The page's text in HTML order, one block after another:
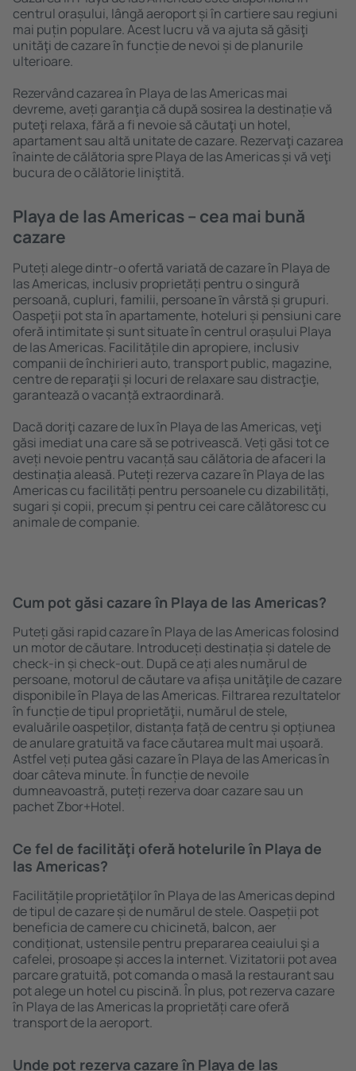
centrul orașului, lângă aeroport și în cartiere sau regiuni
mai puțin populare. Acest lucru vă va ajuta să găsiţi
unităţi de cazare în funcție de nevoi și de planurile
ulterioare.
Rezervând cazarea în Playa de las Americas mai
devreme, aveți garanţia că după sosirea la destinație vă
puteţi relaxa, fără a fi nevoie să căutaţi un hotel,
apartament sau altă unitate de cazare. Rezervaţi cazarea
înainte de călătoria spre Playa de las Americas și vă veţi
bucura de o călătorie liniştită.
Playa de las Americas – cea mai bună
cazare
Puteți alege dintr-o ofertă variată de cazare în Playa de
las Americas, inclusiv proprietăți pentru o singură
persoană, cupluri, familii, persoane ȋn vârstă și grupuri.
Oaspeţii pot sta în apartamente, hoteluri și pensiuni care
oferă intimitate și sunt situate în centrul orașului Playa
de las Americas. Facilitățile din apropiere, inclusiv
companii de închirieri auto, transport public, magazine,
centre de reparaţii și locuri de relaxare sau distracţie,
garantează o vacanță extraordinară.
Dacă doriţi cazare de lux în Playa de las Americas, veţi
găsi imediat una care să se potrivească. Veți găsi tot ce
aveți nevoie pentru vacanță sau călătoria de afaceri la
destinația aleasă. Puteți rezerva cazare în Playa de las
Americas cu facilități pentru persoanele cu dizabilități,
sugari și copii, precum și pentru cei care călătoresc cu
animale de companie.
Cum pot găsi cazare în Playa de las Americas?
Puteți găsi rapid cazare în Playa de las Americas folosind
un motor de căutare. Introduceți destinația și datele de
check-in și check-out. După ce ați ales numărul de
persoane, motorul de căutare va afișa unităţile de cazare
disponibile în Playa de las Americas. Filtrarea rezultatelor
în funcție de tipul proprietăţii, numărul de stele,
evaluările oaspeților, distanța față de centru și opțiunea
de anulare gratuită va face căutarea mult mai ușoară.
Astfel veți putea găsi cazare în Playa de las Americas în
doar câteva minute. În funcție de nevoile
dumneavoastră, puteți rezerva doar cazare sau un
pachet Zbor+Hotel.
Ce fel de facilităţi oferă hotelurile în Playa de
las Americas?
Facilitățile proprietăţilor în Playa de las Americas depind
de tipul de cazare și de numărul de stele. Oaspeții pot
beneficia de camere cu chicinetă, balcon, aer
condiționat, ustensile pentru prepararea ceaiului şi a
cafelei, prosoape și acces la internet. Vizitatorii pot avea
parcare gratuită, pot comanda o masă la restaurant sau
pot alege un hotel cu piscină. În plus, pot rezerva cazare
în Playa de las Americas la proprietăți care oferă
transport de la aeroport.
Unde pot rezerva cazare în Playa de las